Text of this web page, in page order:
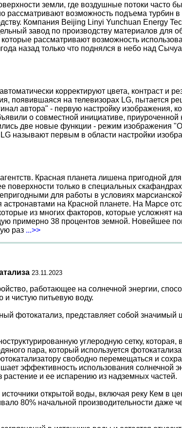
земли, где воздушные потоки
возможность подъема турбин в
Компания Beijing Linyi Yunchuan Energy
завод по производству материалов для
рассматривают возможность
назад только что поднялся в небо над
корректируют цвета, контраст и
появившаяся на телевизорах LG, пытается
автора" - первую настройку изображения,
о совместной инициативе,
две новые функции - режим изображения
называют первым в области настройки
Красная планета лишена пригодной
поверхности только в специальных
для работы в условиях
на Красной планете. На Марсе
из многих факторов, которые усложнят
примерно 38 процентов земной. Новейшее
раз ...>>
23.11.2023
работающее на солнечной энергии,
чистую питьевую воду.
фотокатализ, представляет собой
углеродную сетку, которая,
пара, который используется
свободно перемещаться и
эффективность использования солнечной
и ее испарению из надземных частей.
открытой воды, включая реку Кем в
80% начальной производительности даже